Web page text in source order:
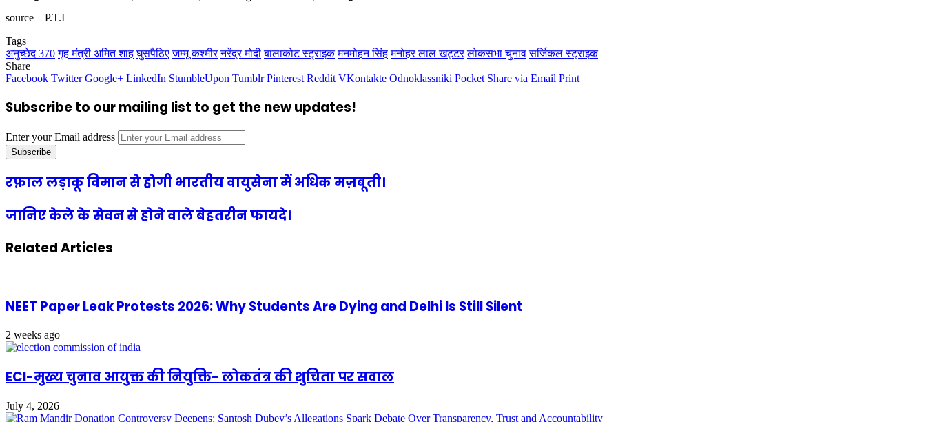
source – P.T.I
Tags
अनुच्छेद 370 गृह मंत्री अमित शाह घुसपैठिए जम्मू कश्मीर नरेंद्र मोदी बालाकोट स्ट्राइक मनमोहन सिंह मनोहर लाल खट्टर लोकसभा चुनाव सर्जिकल स्ट्राइक
Share
Facebook Twitter Google+ LinkedIn StumbleUpon Tumblr Pinterest Reddit VKontakte Odnoklassniki Pocket Share via Email Print
Subscribe to our mailing list to get the new updates!
Enter your Email address
रफ़ाल लड़ाकू विमान से होगी भारतीय वायुसेना में अधिक मज़बूती।
जानिए केले के सेवन से होने वाले बेहतरीन फायदे।
Related Articles
NEET Paper Leak Protests 2026: Why Students Are Dying and Delhi Is Still Silent
2 weeks ago
ECI-मुख्य चुनाव आयुक्त की नियुक्ति- लोकतंत्र की शुचिता पर सवाल
July 4, 2026